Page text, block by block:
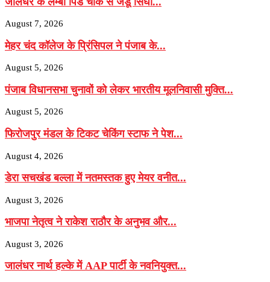
August 7, 2026
मेहर चंद कॉलेज के प्रिंसिपल ने पंजाब के...
August 5, 2026
पंजाब विधानसभा चुनावों को लेकर भारतीय मूलनिवासी मुक्ति...
August 5, 2026
फिरोजपुर मंडल के टिकट चेकिंग स्टाफ ने पेश...
August 4, 2026
डेरा सचखंड बल्ला में नतमस्तक हुए मेयर वनीत...
August 3, 2026
भाजपा नेतृत्व ने राकेश राठौर के अनुभव और...
August 3, 2026
जालंधर नार्थ हल्के में AAP पार्टी के नवनियुक्त...